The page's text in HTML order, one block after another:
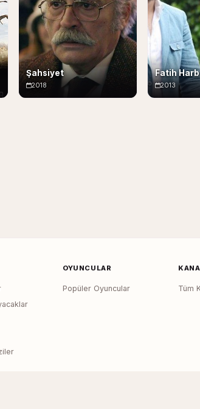
Şahsiyet
2018
Fatih
2013
OYUNCULAR
Popüler Oyuncular Tüm